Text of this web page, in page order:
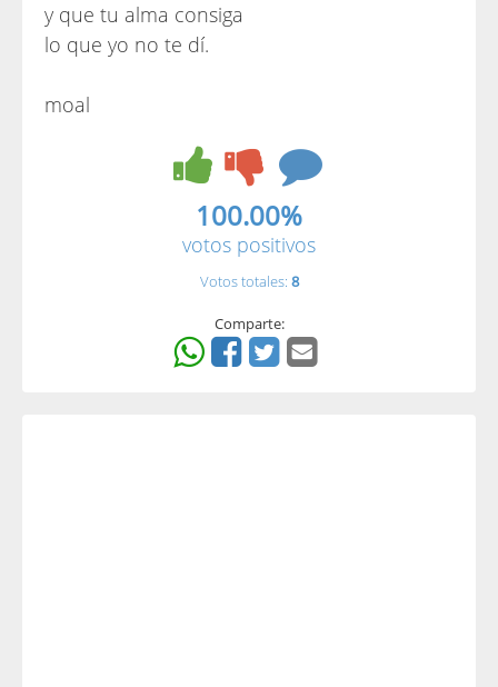
y que tu alma consiga
lo que yo no te dí.
moal
100.00%
votos positivos
Votos totales: 8
Comparte: